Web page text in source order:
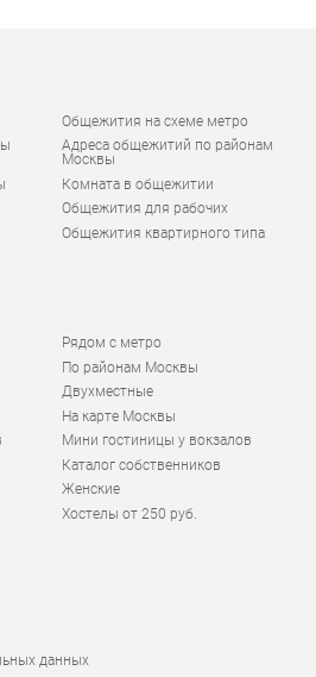
Общежития на схеме метро
Адреса общежитий по районам
Москвы
Комната в общежитии
Общежития для рабочих
Общежития квартирного типа
Рядом с метро
По районам Москвы
Двухместные
На карте Москвы
Мини гостиницы у вокзалов
Каталог собственников
Женские
Хостелы от 250 руб.
данных